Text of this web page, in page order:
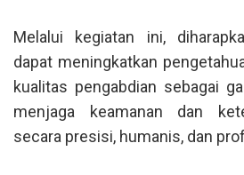
Melalui kegiatan ini,
dapat meningkatkan
kualitas pengabdian sebagai
menjaga keamanan dan
secara presisi, humanis, dan